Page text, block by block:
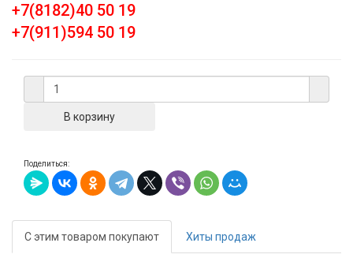
+7(8182)40 50 19
+7(911)594 50 19
Поделиться:
С этим товаром покупают Хиты продаж